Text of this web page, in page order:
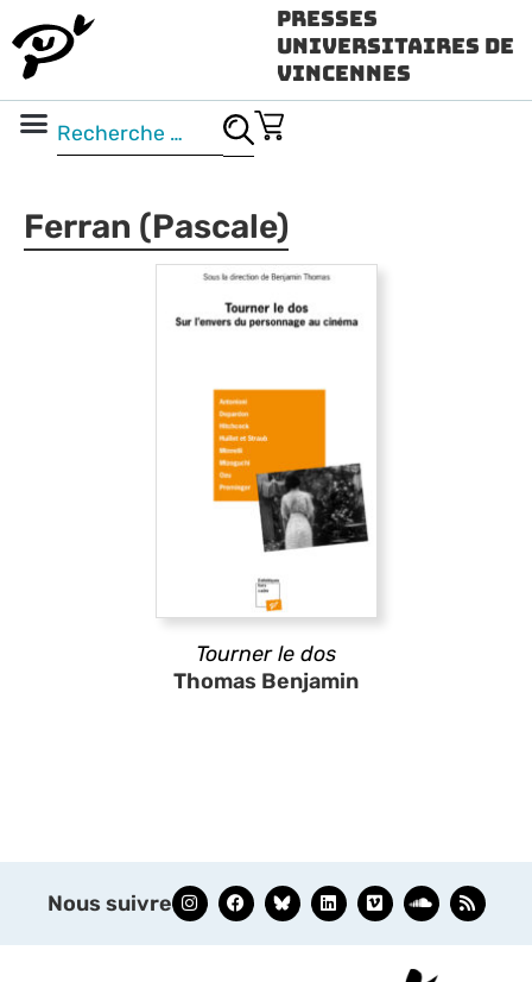
Presses
Universitaires de
Vincennes
Ferran (Pascale)
Tourner le dos
Thomas Benjamin
Nous suivre